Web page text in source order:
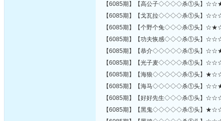
【6085期】【高公子◇◇◇◇杀
【6085期】【戈瓦拉◇◇◇◇杀
【6085期】【个野个兔◇◇◇杀
【6085期】【功夫恢感◇◇◇杀
【6085期】【恭介◇◇◇◇◇杀①
【6085期】【光子麦◇◇◇◇杀
【6085期】【海狼◇◇◇◇◇杀①
【6085期】【海马◇◇◇◇◇杀①
【6085期】【好好先生◇◇◇杀
【6085期】【黑鬼◇◇◇◇◇杀①